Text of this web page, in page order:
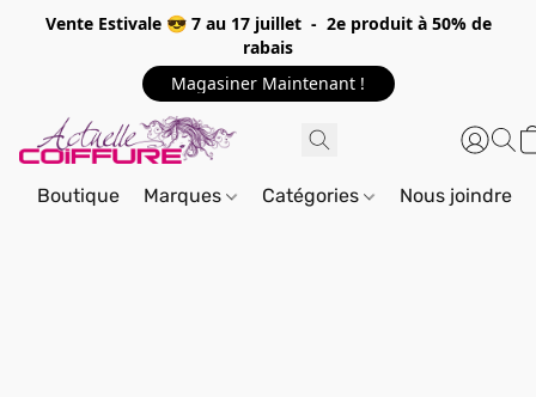
Vente Estivale 😎 7 au 17 juillet - 2e produit à 50% de
rabais
Magasiner Maintenant !
Boutique Marques Catégories Nous joindre